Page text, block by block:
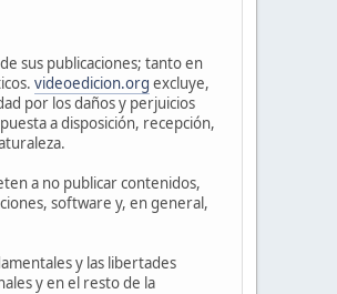
sus publicaciones; tanto en
videoedicion.org excluye,
por los daños y perjuicios
a disposición, recepción,
a no publicar contenidos,
software y, en general,
y las libertades
y en el resto de la